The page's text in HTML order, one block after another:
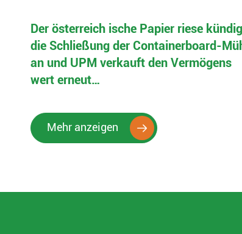
Der österreich ische Papier riese
die Schließung der Containerboard-
an und UPM verkauft den Vermögens
wert erneut…
Mehr anzeigen 